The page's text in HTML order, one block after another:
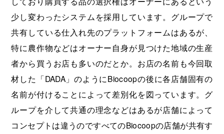
少し変わったシステムを採用しています。グループで
共有している仕入れ先のプラットフォームはあるが、
特に農作物などはオーナー自身が見つけた地域の生産
者から買うお店も多いのだとか。お店の名前も今回取
材した「DADA」のようにBiocoopの後に各店舗固有の
名前が付けることによって差別化を図っています。グ
ループを介して共通の理念などはあるが店舗によって
コンセプトは違うのですべてのBiocoopの店舗が共有す